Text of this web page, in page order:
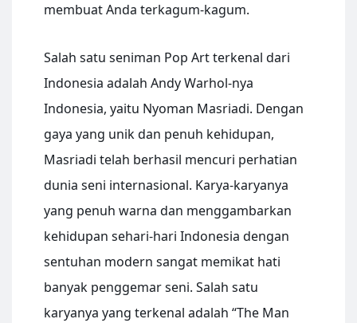
membuat Anda terkagum-kagum.
Salah satu seniman Pop Art terkenal dari
Indonesia adalah Andy Warhol-nya
Indonesia, yaitu Nyoman Masriadi. Dengan
gaya yang unik dan penuh kehidupan,
Masriadi telah berhasil mencuri perhatian
dunia seni internasional. Karya-karyanya
yang penuh warna dan menggambarkan
kehidupan sehari-hari Indonesia dengan
sentuhan modern sangat memikat hati
banyak penggemar seni. Salah satu
karyanya yang terkenal adalah “The Man